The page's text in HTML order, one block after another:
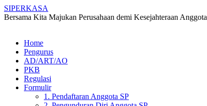
SIPERKASA
Bersama Kita Majukan Perusahaan demi Kesejahteraan Anggota
Skip
content
Home
Pengurus
AD/ART/AO
PKB
Regulasi
Formulir
1. Pendaftaran Anggota SP